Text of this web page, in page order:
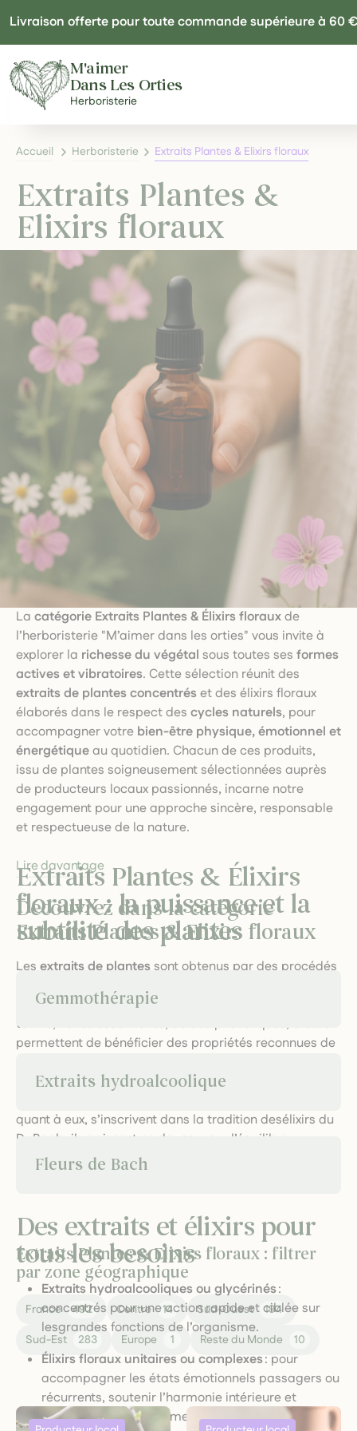
Livraison offerte pour toute commande supérieure à 60 €
M'aimer
Dans Les Orties
Herboristerie
Accueil Herboristerie Extraits Plantes & Elixirs floraux
Extraits Plantes &
Elixirs floraux
La catégorie Extraits Plantes & Élixirs florauxde
l’herboristerie "M’aimer dans les orties" vous invite à
explorer la richesse du végétal sous toutes ses formes
actives et vibratoires. Cette sélection réunit des
extraits de plantes concentréset des élixirs floraux
élaborés dans le respect des cycles naturels, pour
accompagner votre bien-être physique, émotionnel et
énergétiqueau quotidien. Chacun de ces produits,
issu de plantes soigneusement sélectionnées auprès
de producteurs locaux passionnés, incarne notre
engagement pour une approche sincère, responsable
et respectueuse de la nature.
Extraits Plantes & Élixirs
floraux : la puissance et la
subtilité des plantes
Les extraits de plantessont obtenus par des procédés
préservent l’intégrité des principes actifs : flavonoïdes,
tanins, huiles essentielles, acides phénoliques, etc. Ils
permettent de bénéficier des propriétés reconnues de
d’accompagner la digestion, de favoriser la détente ou
quant à eux, s’inscrivent dans la tradition desélixirs du
Dr Bach : ils agissent en douceur sur l’équilibre
émotionnel, la gestion du stress, laconfiance ou la
Des extraits et élixirs pour
tous les besoins
Extraits hydroalcooliques ou glycérinés:
concentrés pour une action rapide et ciblée sur
lesgrandes fonctions de l’organisme.
Élixirs floraux unitaires ou complexes: pour
accompagner les états émotionnels passagers ou
récurrents, soutenir l’harmonie intérieure et
favoriser l’épanouissement personnel.
Lire davantage
Découvrez dans la catégorie
Extraits Plantes & Elixirs floraux
Gemmothérapie
Extraits hydroalcoolique
Fleurs de Bach
Extraits Plantes & Elixirs floraux : filtrer
par zone géographique
France 492 Centre 14 Sud-Ouest
194
Sud-Est
283 Europe 1 Reste du Monde 10